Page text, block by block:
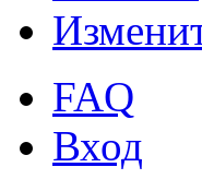
FAQ
Вход